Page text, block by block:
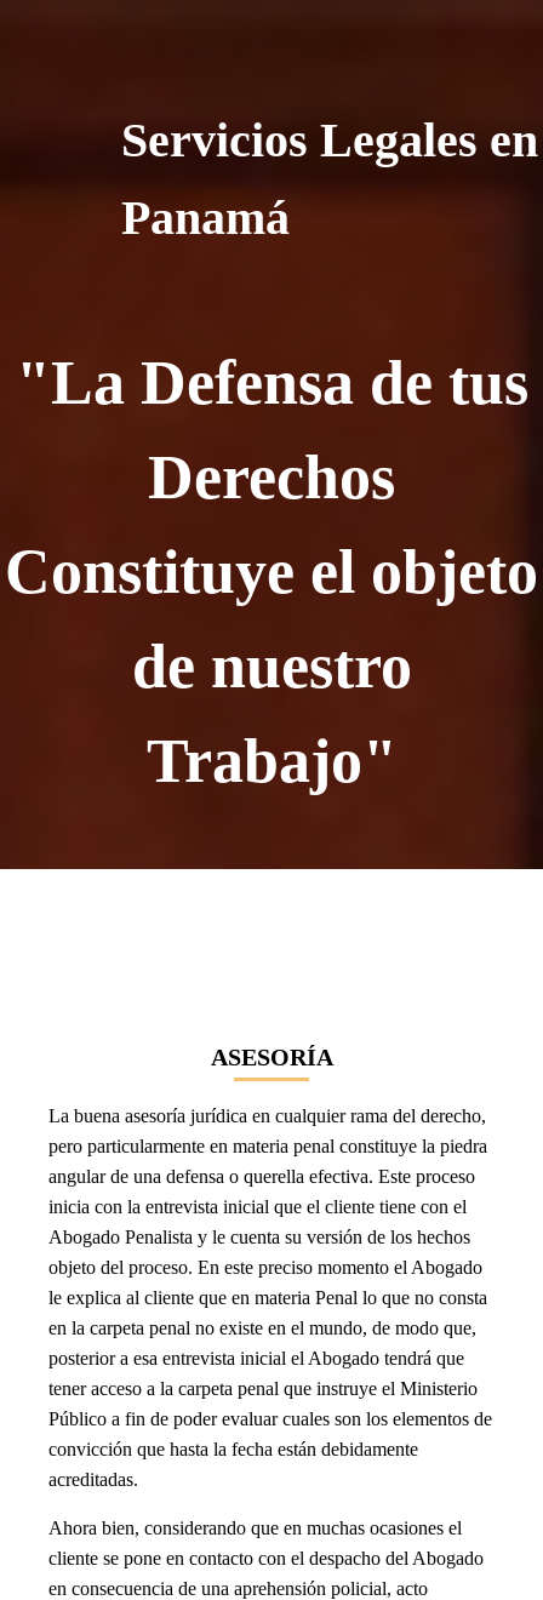
Servicios Legales en
Panamá
"La Defensa de tus
Derechos
Constituye el objeto
de nuestro
Trabajo"
ASESORÍA
La buena asesoría jurídica en cualquier rama del derecho,
pero particularmente en materia penal constituye la piedra
angular de una defensa o querella efectiva. Este proceso
inicia con la entrevista inicial que el cliente tiene con el
Abogado Penalista y le cuenta su versión de los hechos
objeto del proceso. En este preciso momento el Abogado
le explica al cliente que en materia Penal lo que no consta
en la carpeta penal no existe en el mundo, de modo que,
posterior a esa entrevista inicial el Abogado tendrá que
tener acceso a la carpeta penal que instruye el Ministerio
Público a fin de poder evaluar cuales son los elementos de
convicción que hasta la fecha están debidamente
acreditadas.
Ahora bien, considerando que en muchas ocasiones el
cliente se pone en contacto con el despacho del Abogado
en consecuencia de una aprehensión policial, acto